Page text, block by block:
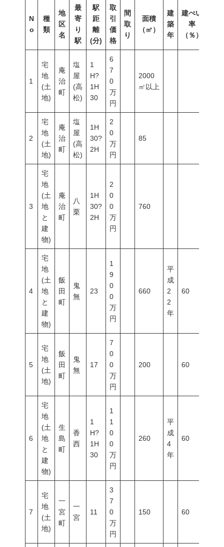
N
o
種
類
地
区
名
最
寄
り
駅
駅
距
離
(分)
取
引
価
格
間
取
り
面積
（㎡）
建
築
年
建ぺい
率
（％）
1
宅
地
(土
地)
庵
治
町
塩
屋
(高
松)
1
H?
1H
30
6
7
0
万
円
2000
㎡以上
2
宅
地
(土
地)
庵
治
町
塩
屋
(高
松)
1H
30?
2H
2
0
万
円
85
3
宅
地
(土
地
と
建
物)
庵
治
町
八
栗
1H
30?
2H
2
0
0
万
円
760
4
宅
地
(土
地
と
建
物)
飯
田
町
鬼
無
23
1
9
0
0
万
円
660
平
成
2
2
年
60
5
宅
地
(土
地)
飯
田
町
鬼
無
17
7
0
0
万
円
200 60
6
宅
地
(土
地
と
建
物)
生
島
町
香
西
1
H?
1H
30
1
1
0
0
万
円
260
平
成
4
年
60
7
宅
地
(土
地)
一
宮
町
一
宮
11
3
7
0
万
円
150 60